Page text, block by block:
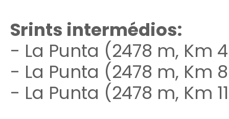
Srints intermédios:
- La Punta (2478 m, Km
- La Punta (2478 m, Km
- La Punta (2478 m, Km